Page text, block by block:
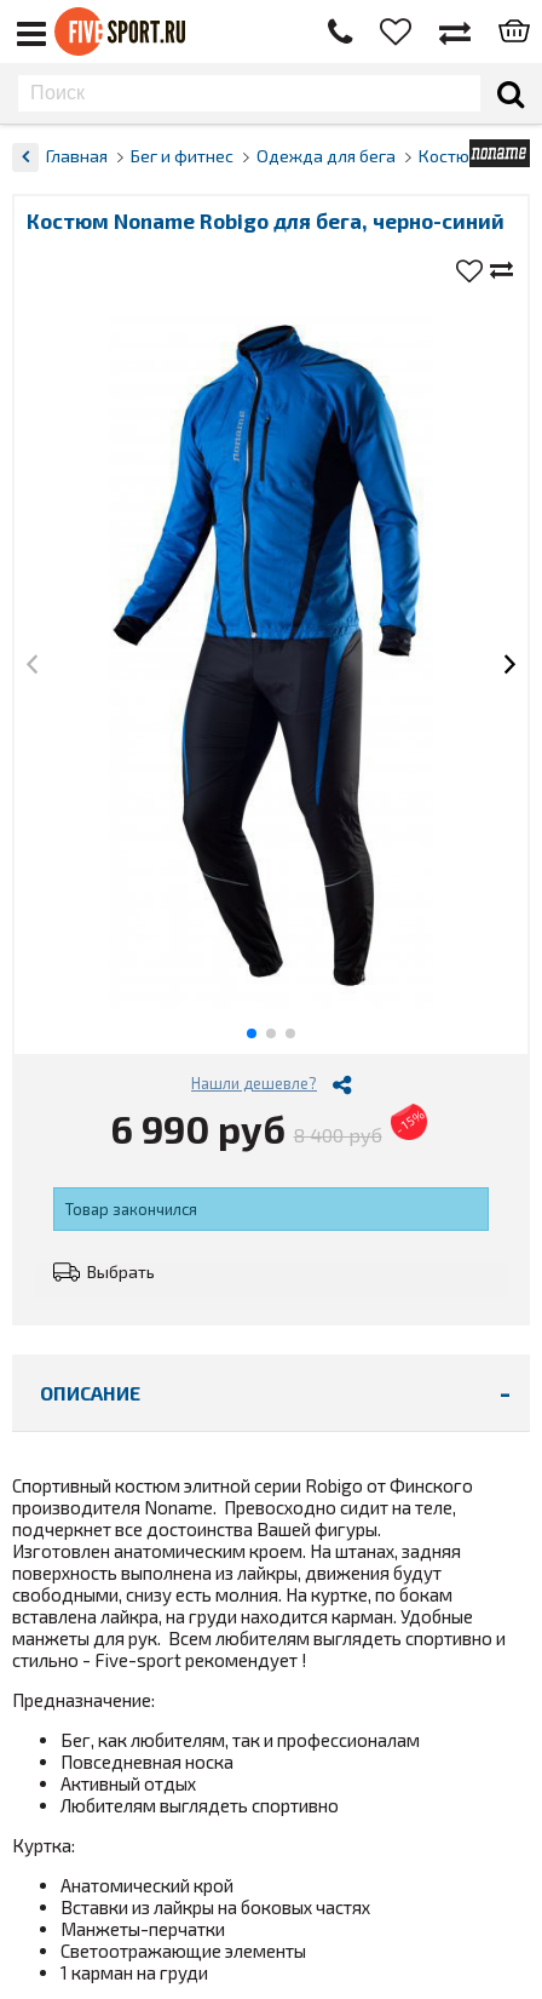
Главная Бег и фитнес Одежда для бега Костюмы
Костюм Noname Robigo для бега, черно-синий
Нашли дешевле?
6 990 руб 8 400 руб - 15%
Товар закончился
Выбрать
ОПИСАНИЕ
Спортивный костюм элитной серии Robigo от Финского
производителя Noname. Превосходно сидит на теле,
подчеркнет все достоинства Вашей фигуры.
Изготовлен анатомическим кроем. На штанах, задняя
поверхность выполнена из лайкры, движения будут
свободными, снизу есть молния. На куртке, по бокам
вставлена лайкра, на груди находится карман. Удобные
манжеты для рук. Всем любителям выглядеть спортивно и
стильно - Five-sport рекомендует !
Предназначение:
Бег, как любителям, так и профессионалам
Повседневная носка
Активный отдых
Любителям выглядеть спортивно
Куртка:
Анатомический крой
Вставки из лайкры на боковых частях
Манжеты-перчатки
Светоотражающие элементы
1 карман на груди